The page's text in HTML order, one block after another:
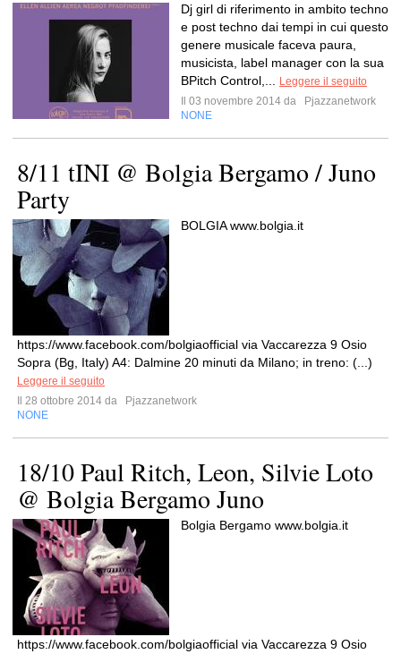
Dj girl di riferimento in ambito techno
e post techno dai tempi in cui questo
genere musicale faceva paura,
musicista, label manager con la sua
BPitch Control,...
Leggere il seguito
Il 03 novembre 2014 da
Pjazzanetwork
NONE
8/11 tINI @ Bolgia Bergamo / Juno
Party
BOLGIA www.bolgia.it
https://www.facebook.com/bolgiaofficial via Vaccarezza 9 Osio
Sopra (Bg, Italy) A4: Dalmine 20 minuti da Milano; in treno: (...)
Leggere il seguito
Il 28 ottobre 2014 da
Pjazzanetwork
NONE
18/10 Paul Ritch, Leon, Silvie Loto
@ Bolgia Bergamo Juno
Bolgia Bergamo www.bolgia.it
https://www.facebook.com/bolgiaofficial via Vaccarezza 9 Osio